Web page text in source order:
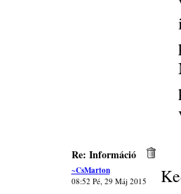
Re: Információ
~CsMarton
08:52 Pé, 29 Máj 2015